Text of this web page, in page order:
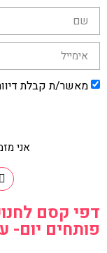
מאשר/ת קבלת
אני
דפי קסם
פותחים יום- ערוץ 13-